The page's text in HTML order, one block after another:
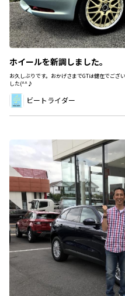
ホイールを新調しました。
お久しぶりです。おかげさまでGTは健在でござ
した(^^♪
ビートライダー